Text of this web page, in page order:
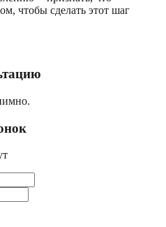
чтобы сделать этот шаг